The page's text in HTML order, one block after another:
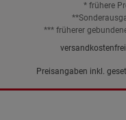
* frühere
*** früherer
Preisangaben inkl.